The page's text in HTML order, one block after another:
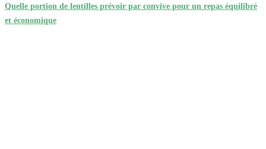
Quelle portion de lentilles prévoir par convive pour un repas équilibré
et économique